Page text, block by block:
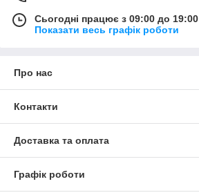
Сьогодні працює з 09:00 до 19:00
Показати весь графік роботи
Про нас
Контакти
Доставка та оплата
Графік роботи